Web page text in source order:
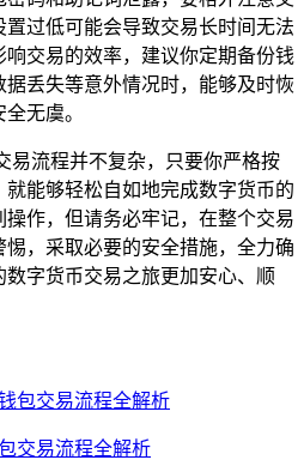
过低可能会导致交易长时间无法
交易的效率，建议你定期备份钱
丢失等意外情况时，能够及时恢
无虞。
易流程并不复杂，只要你严格按
能够轻松自如地完成数字货币的
作，但请务必牢记，在整个交易
，采取必要的安全措施，全力确
字货币交易之旅更加安心、顺
包交易流程全解析
交易流程全解析